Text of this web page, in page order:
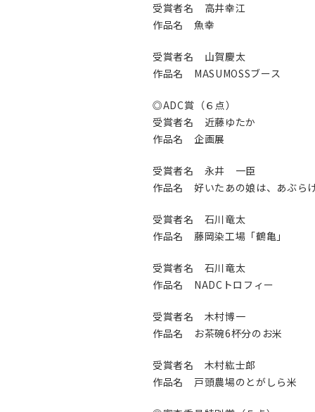
受賞者名 高井幸江
作品名 魚幸
受賞者名 山賀慶太
作品名 MASUMOSSブース
◎ADC賞（６点）
受賞者名 近藤ゆたか
作品名 企画展
受賞者名 永井 一臣
作品名 好いたあの娘は、あぶら
受賞者名 石川竜太
作品名 藤岡染工場「鶴亀」
受賞者名 石川竜太
作品名 NADCトロフィー
受賞者名 木村博一
作品名 お茶碗6杯分のお米
受賞者名 木村紘士郎
作品名 戸頭農場のとがしら米